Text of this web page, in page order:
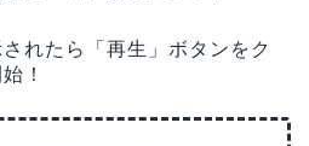
れたら「再生」ボタンをク
！